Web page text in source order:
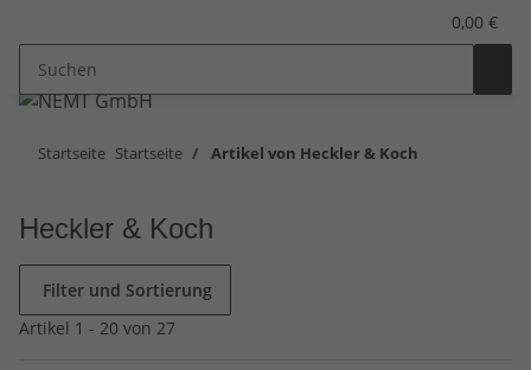
0,00 €
Startseite Startseite Artikel von Heckler & Koch
Heckler & Koch
Filter und Sortierung
Artikel 1 - 20 von 27